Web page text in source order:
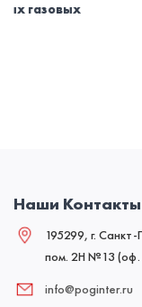
Омывающая
Наши Контакты
195299, г.
пом. 2Н №13 (оф.
info@poginter.ru